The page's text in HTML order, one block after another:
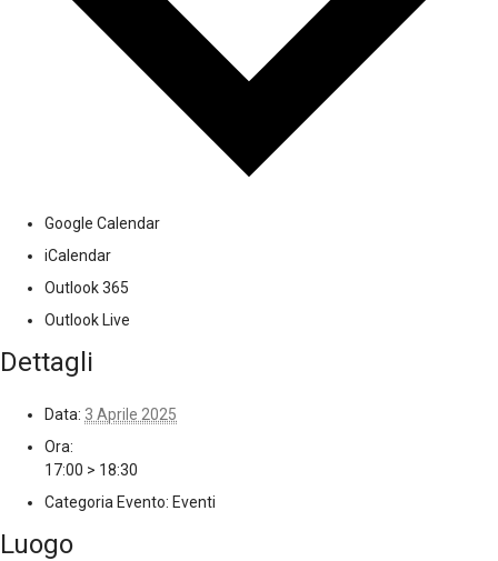
Google Calendar
iCalendar
Outlook 365
Outlook Live
Dettagli
Data: 3 Aprile 2025
Ora:
17:00 > 18:30
Categoria Evento: Eventi
Luogo